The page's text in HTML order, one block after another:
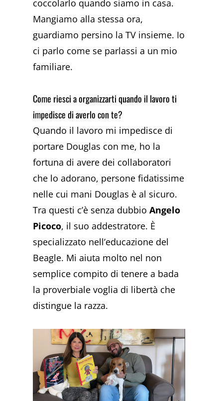
coccolarlo quando siamo in casa.
Mangiamo alla stessa ora,
guardiamo persino la TV insieme. Io
ci parlo come se parlassi a un mio
familiare.
Come riesci a organizzarti quando il lavoro ti
impedisce di averlo con te?
Quando il lavoro mi impedisce di
portare Douglas con me, ho la
fortuna di avere dei collaboratori
che lo adorano, persone fidatissime
nelle cui mani Douglas è al sicuro.
Tra questi c’è senza dubbioAngelo
Picoco, il suo addestratore. È
specializzato nell’educazione del
Beagle. Mi aiuta molto nel non
semplice compito di tenere a bada
la proverbiale voglia di libertà che
distingue la razza.